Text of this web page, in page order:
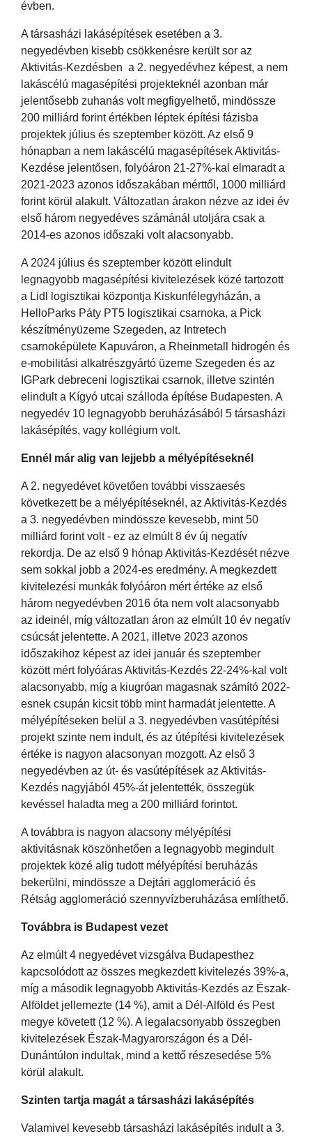
évben.
A társasházi lakásépítések esetében a 3.
negyedévben kisebb csökkenésre került sor az
Aktivitás-Kezdésben a 2. negyedévhez képest, a nem
lakáscélú magasépítési projekteknél azonban már
jelentősebb zuhanás volt megfigyelhető, mindössze
200 milliárd forint értékben léptek építési fázisba
projektek július és szeptember között. Az első 9
hónapban a nem lakáscélú magasépítések Aktivitás-
Kezdése jelentősen, folyóáron 21-27%-kal elmaradt a
2021-2023 azonos időszakában mérttől, 1000 milliárd
forint körül alakult. Változatlan árakon nézve az idei év
első három negyedéves számánál utoljára csak a
2014-es azonos időszaki volt alacsonyabb.
A 2024 július és szeptember között elindult
legnagyobb magasépítési kivitelezések közé tartozott
a Lidl logisztikai központja Kiskunfélegyházán, a
HelloParks Páty PT5 logisztikai csarnoka, a Pick
készítményüzeme Szegeden, az Intretech
csarnoképülete Kapuváron, a Rheinmetall hidrogén és
e-mobilitási alkatrészgyártó üzeme Szegeden és az
IGPark debreceni logisztikai csarnok, illetve szintén
elindult a Kígyó utcai szálloda építése Budapesten. A
negyedév 10 legnagyobb beruházásából 5 társasházi
lakásépítés, vagy kollégium volt.
Ennél már alig van lejjebb a mélyépítéseknél
A 2. negyedévet követően további visszaesés
következett be a mélyépítéseknél, az Aktivitás-Kezdés
a 3. negyedévben mindössze kevesebb, mint 50
milliárd forint volt - ez az elmúlt 8 év új negatív
rekordja. De az első 9 hónap Aktivitás-Kezdését nézve
sem sokkal jobb a 2024-es eredmény. A megkezdett
kivitelezési munkák folyóáron mért értéke az első
három negyedévben 2016 óta nem volt alacsonyabb
az ideinél, míg változatlan áron az elmúlt 10 év negatív
csúcsát jelentette. A 2021, illetve 2023 azonos
időszakihoz képest az idei január és szeptember
között mért folyóáras Aktivitás-Kezdés 22-24%-kal volt
alacsonyabb, míg a kiugróan magasnak számító 2022-
esnek csupán kicsit több mint harmadát jelentette. A
mélyépítéseken belül a 3. negyedévben vasútépítési
projekt szinte nem indult, és az útépítési kivitelezések
értéke is nagyon alacsonyan mozgott. Az első 3
negyedévben az út- és vasútépítések az Aktivitás-
Kezdés nagyjából 45%-át jelentették, összegük
kevéssel haladta meg a 200 milliárd forintot.
A továbbra is nagyon alacsony mélyépítési
aktivitásnak köszönhetően a legnagyobb megindult
projektek közé alig tudott mélyépítési beruházás
bekerülni, mindössze a Dejtári agglomeráció és
Rétság agglomeráció szennyvízberuházása említhető.
Továbbra is Budapest vezet
Az elmúlt 4 negyedévet vizsgálva Budapesthez
kapcsolódott az összes megkezdett kivitelezés 39%-a,
míg a második legnagyobb Aktivitás-Kezdés az Észak-
Alföldet jellemezte (14 %), amit a Dél-Alföld és Pest
megye követett (12 %). A legalacsonyabb összegben
kivitelezések Észak-Magyarországon és a Dél-
Dunántúlon indultak, mind a kettő részesedése 5%
körül alakult.
Szinten tartja magát a társasházi lakásépítés
Valamivel kevesebb társasházi lakásépítés indult a 3.